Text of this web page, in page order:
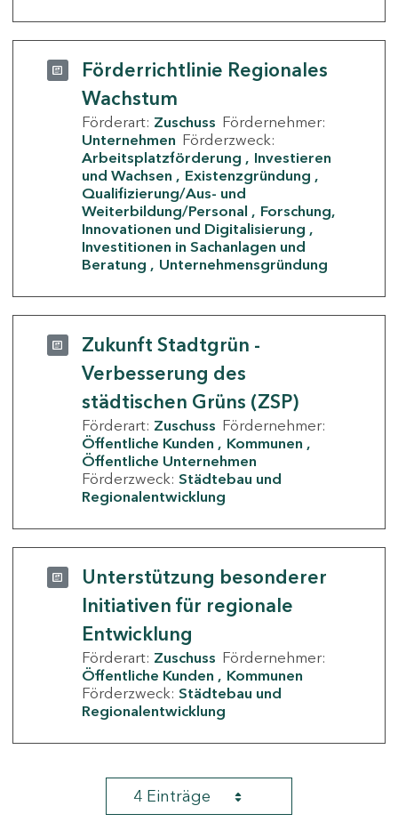
Förderrichtlinie Regionales
Wachstum
Förderart: Zuschuss Fördernehmer:
Unternehmen Förderzweck:
Arbeitsplatzförderung
Investieren
und Wachsen
Existenzgründung
Qualifizierung/Aus- und
Weiterbildung/Personal
Forschung,
Innovationen und Digitalisierung
Investitionen in Sachanlagen und
Beratung
Unternehmensgründung
Zukunft Stadtgrün -
Verbesserung des
städtischen Grüns (ZSP)
Förderart: Zuschuss Fördernehmer:
Öffentliche Kunden
Kommunen
Öffentliche Unternehmen
Förderzweck: Städtebau und
Regionalentwicklung
Unterstützung besonderer
Initiativen für regionale
Entwicklung
Förderart: Zuschuss Fördernehmer:
Öffentliche Kunden
Kommunen
Förderzweck: Städtebau und
Regionalentwicklung
4 Einträge